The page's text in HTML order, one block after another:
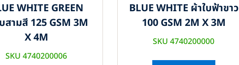
WHITE GREEN
สามสี 125 GSM 3M
X 4M
SKU 4740200006
BLUE WHITE ผ้าใบฟ้าขาว
100 GSM 2M X 3M
SKU 4740200000